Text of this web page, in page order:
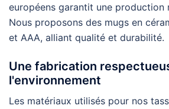
européens garantit une production
Nous proposons des mugs en
et AAA, alliant qualité et durabilité.
Une fabrication
l'environnement
Les matériaux utilisés pour nos